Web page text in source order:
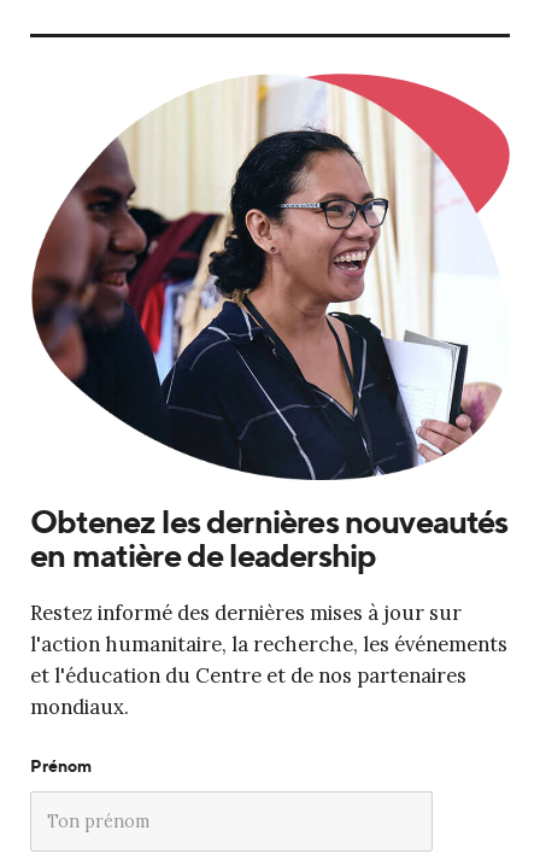
Obtenez les dernières nouveautés
en matière de leadership
Restez informé des dernières mises à jour sur
l'action humanitaire, la recherche, les événements
et l'éducation du Centre et de nos partenaires
mondiaux.
Prénom